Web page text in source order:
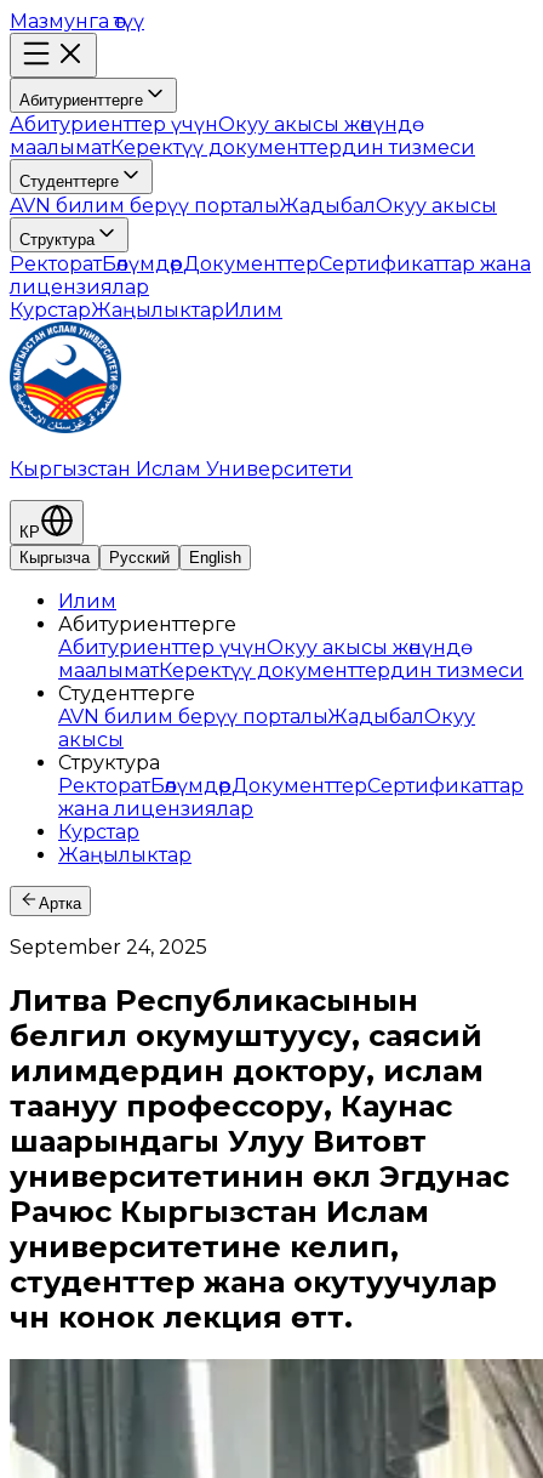
Мазмунга өтүү
Абитуриенттерге
Абитуриенттер үчүнОкуу акысы жөнүндө
маалыматКеректүү документтердин тизмеси
Студенттерге
AVN билим берүү порталыЖадыбалОкуу акысы
Структура
РекторатБөлүмдөрДокументтерСертификаттар жана
лицензиялар
КурстарЖаңылыктарИлим
Кыргызстан Ислам Университети
КР
Кыргызча
Русский English
Илим
Абитуриенттерге
Абитуриенттер үчүнОкуу акысы жөнүндө
маалыматКеректүү документтердин тизмеси
Студенттерге
AVN билим берүү порталыЖадыбалОкуу
акысы
Структура
РекторатБөлүмдөрДокументтерСертификаттар
жана лицензиялар
Курстар
Жаңылыктар
Артка
September 24, 2025
Литва Республикасынын
белгилүү окумуштуусу, саясий
илимдердин доктору, ислам
таануу профессору, Каунас
шаарындагы Улуу Витовт
университетинин өкүлү Эгдунас
Рачюс Кыргызстан Ислам
университетине келип,
студенттер жана окутуучулар
үчүн конок лекция өттү.